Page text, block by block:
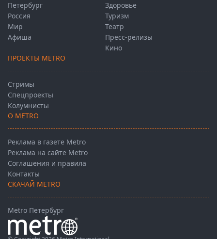
Петербург
Россия
Мир
Афиша
Здоровье
Туризм
Театр
Пресс-релизы
Кино
ПРОЕКТЫ METRO
Стримы
Спецпроекты
Колумнисты
О METRO
Реклама в газете Metro
Реклама на сайте Metro
Соглашения и правила
Контакты
СКАЧАЙ METRO
Metro Петербург